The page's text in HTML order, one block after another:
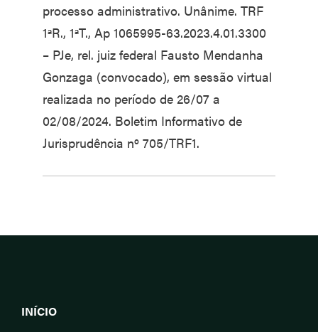
processo administrativo. Unânime. TRF
1ªR., 1ªT., Ap 1065995-63.2023.4.01.3300
– PJe, rel. juiz federal Fausto Mendanha
Gonzaga (convocado), em sessão virtual
realizada no período de 26/07 a
02/08/2024. Boletim Informativo de
Jurisprudência nº 705/TRF1.
INÍCIO